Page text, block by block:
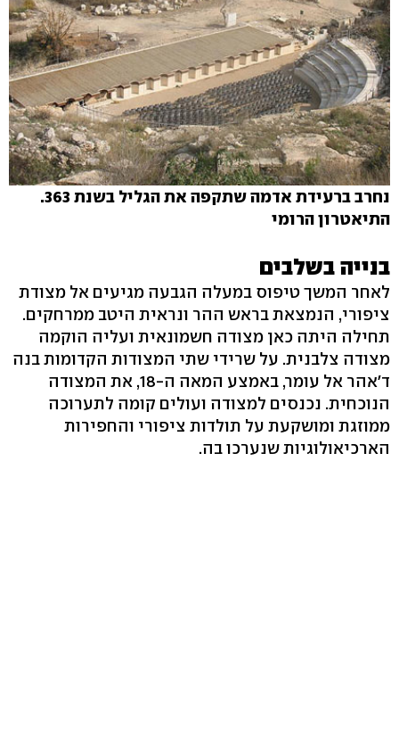
נחרב ברעידת אדמה שתקפה את הגליל בשנת 363.
התיאטרון הרומי
בנייה בשלבים
לאחר המשך טיפוס במעלה הגבעה מגיעים אל מצודת
ציפורי, הנמצאת בראש ההר ונראית היטב ממרחקים.
תחילה היתה כאן מצודה חשמונאית ועליה הוקמה
מצודה צלבנית. על שרידי שתי המצודות הקדומות בנה
ד'אהר אל עומר, באמצע המאה ה-18, את המצודה
הנוכחית. נכנסים למצודה ועולים קומה לתערוכה
ממוזגת ומושקעת על תולדות ציפורי והחפירות
הארכיאולוגיות שנערכו בה.